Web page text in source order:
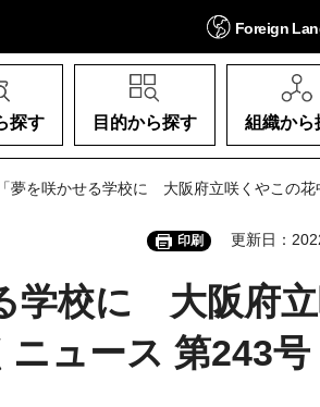
Foreign
探す 目的から探す 組織から
を咲かせる学校に 大阪府立咲くやこの花
印刷 更新日：
学校に 大阪府
ュース 第243